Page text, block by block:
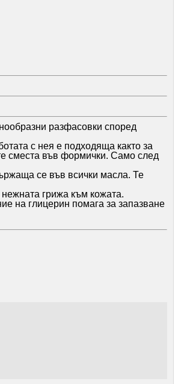
разфасовки според
с нея е подходяща както за
сместа във формички. Само след
се във всички масла. Те
грижа към кожата.
на глицерин помага за запазване